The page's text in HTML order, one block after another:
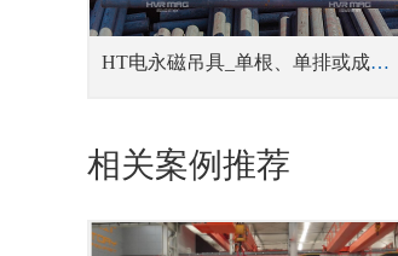
HT电永磁吊具_单根、单排或成捆钢管吊具
相关案例推荐